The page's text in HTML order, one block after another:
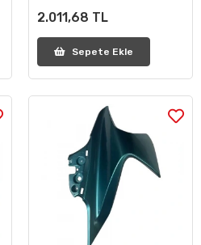
2.011,68 TL
Sepete Ekle